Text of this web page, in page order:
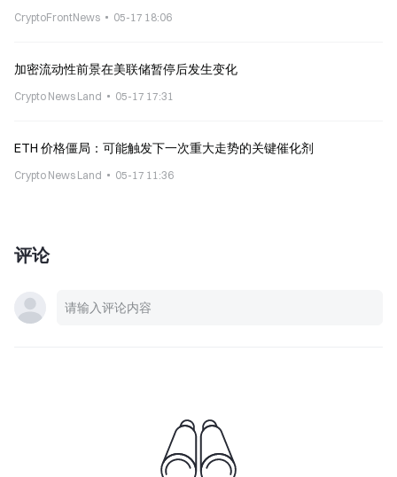
CryptoFrontNews 05-17 18:06
加密流动性前景在美联储暂停后发生变化
Crypto News Land 05-17 17:31
ETH 价格僵局：可能触发下一次重大走势的关键催化剂
Crypto News Land 05-17 11:36
评论